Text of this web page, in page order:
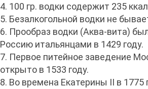
4. 100 гр. водки содержит 235
5. Безалкогольной водки не
6. Прообраз водки (Аква-вита)
Россию итальянцами в 1429 году.
7. Первое питейное заведение
открыто в 1533 году.
8. Во времена Екатерины II в 1775